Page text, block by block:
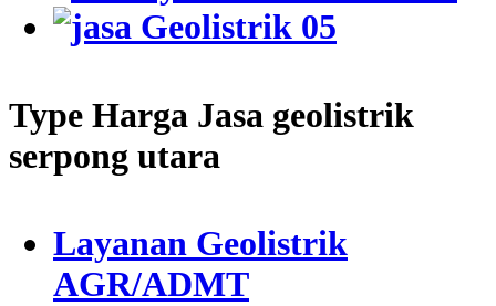
Type Harga Jasa geolistrik
serpong utara
Layanan Geolistrik
AGR/ADMT